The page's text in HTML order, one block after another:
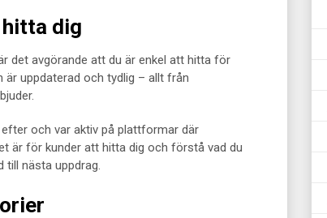
dig
det avgörande att du är enkel att hitta för
uppdaterad och tydlig – allt från
och var aktiv på plattformar där
är för kunder att hitta dig och förstå vad du
till nästa uppdrag.